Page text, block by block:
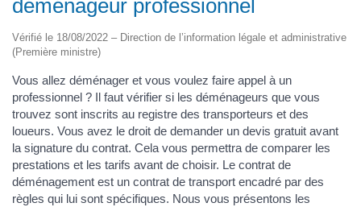
déménageur professionnel
Vérifié le 18/08/2022 – Direction de l’information légale et administrative
(Première ministre)
Vous allez déménager et vous voulez faire appel à un
professionnel ? Il faut vérifier si les déménageurs que vous
trouvez sont inscrits au registre des transporteurs et des
loueurs. Vous avez le droit de demander un devis gratuit avant
la signature du contrat. Cela vous permettra de comparer les
prestations et les tarifs avant de choisir. Le contrat de
déménagement est un contrat de transport encadré par des
règles qui lui sont spécifiques. Nous vous présentons les